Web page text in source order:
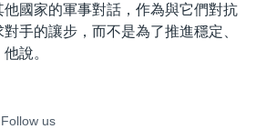
他國家的軍事對話，作為與它們對抗
手的讓步，而不是為了推進穩定、
說。
Follow us